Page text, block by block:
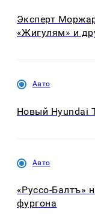
Эксперт
«Жигулям» и
Авто
Новый Hyundai
Авто
«Руссо-Балтъ»
фургона